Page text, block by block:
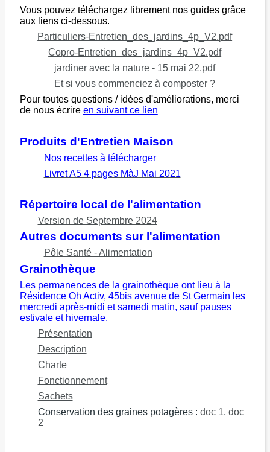
Vous pouvez téléchargez librement nos guides grâce
aux liens ci-dessous.
Particuliers-Entretien_des_jardins_4p_V2.pdf
Copro-Entretien_des_jardins_4p_V2.pdf
jardiner avec la nature - 15 mai 22.pdf
Et si vous commenciez à composter ?
Pour toutes questions / idées d'améliorations, merci
de nous écrire en suivant ce lien
Produits d'Entretien Maison
Nos recettes à télécharger
Livret A5 4 pages MàJ Mai 2021
Répertoire local de l'alimentation
Version de Septembre 2024
Autres documents sur l'alimentation
Pôle Santé - Alimentation
Grainothèque
Les permanences de la grainothèque ont lieu à la
Résidence Oh Activ, 45bis avenue de St Germain les
mercredi après-midi et samedi matin, sauf pauses
estivale et hivernale.
Présentation
Description
Charte
Fonctionnement
Sachets
Conservation des graines potagères : doc 1, doc
2